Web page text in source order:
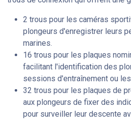
2 trous pour les caméras
plongeurs d'enregistrer leurs
marines.
16 trous pour les plaques
facilitant l'identification des
sessions d'entraînement ou
32 trous pour les plaques de
aux plongeurs de fixer des
pour surveiller leur descente